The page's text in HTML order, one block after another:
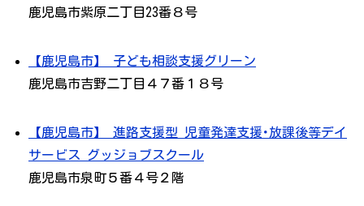
鹿児島市紫原二丁目23番８号
【鹿児島市】 子ども相談支援グリーン
鹿児島市吉野二丁目４７番１８号
【鹿児島市】 進路支援型 児童発達支援･放課後等デイ
サービス グッジョブスクール
鹿児島市泉町５番４号２階